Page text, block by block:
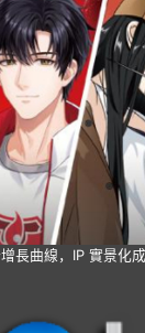
長曲線，IP 實景化